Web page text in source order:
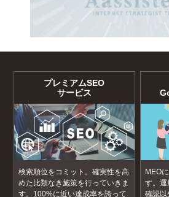
プレミアムSEO
サービス
検索順位をコミット。確実性を高
めた比類なき施策を行っていきま
す。100%に近い達成率を誇って
MEO
す。運
確認以